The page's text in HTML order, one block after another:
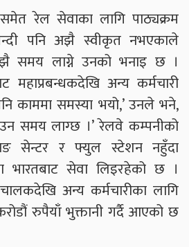
रेल सेवाका लागि पाठ्यक्रम
पनि अझै स्वीकृत नभएकाले
समय लाग्ने उनको भनाइ छ ।
महाप्रबन्धकदेखि अन्य कर्मचारी
काममा समस्या भयो,’ उनले भने,
समय लाग्छ ।’ रेलवे कम्पनीको
सेन्टर र फ्युल स्टेशन नहुँदा
भारतबाट सेवा लिइरहेको छ ।
अन्य कर्मचारीका लागि
रुपैयाँ भुक्तानी गर्दै आएको छ